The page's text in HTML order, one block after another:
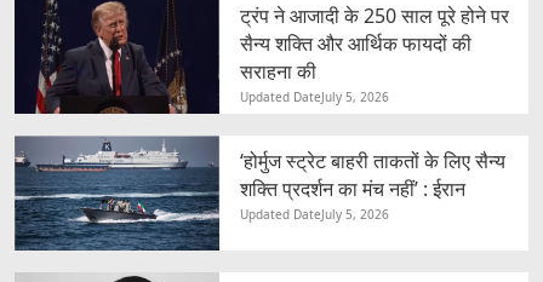
ट्रंप ने आजादी के 250 साल पूरे होने पर
सैन्य शक्ति और आर्थिक फायदों की
सराहना की
Updated DateJuly 5, 2026
‘होर्मुज स्ट्रेट बाहरी ताकतों के लिए सैन्य
शक्ति प्रदर्शन का मंच नहीं’ : ईरान
Updated DateJuly 5, 2026